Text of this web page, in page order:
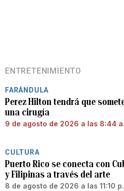
ENTRETENIMIENTO
FARÁNDULA
Perez Hilton tendrá que
una cirugía
9 de agosto de 2026 a las 8:44
CULTURA
Puerto Rico se conecta con
y Filipinas a través del arte
8 de agosto de 2026 a las 11:10